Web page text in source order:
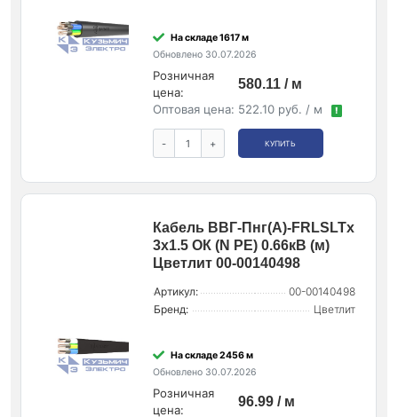
На складе 1617 м
Обновлено 30.07.2026
Розничная
цена:
580.11 / м
Оптовая цена: 522.10 руб. / м !
- + КУПИТЬ
Кабель ВВГ-Пнг(А)-FRLSLTx
3х1.5 ОК (N PE) 0.66кВ (м)
Цветлит 00-00140498
Артикул:
00-00140498
Бренд:
Цветлит
На складе 2456 м
Обновлено 30.07.2026
Розничная
цена:
96.99 / м